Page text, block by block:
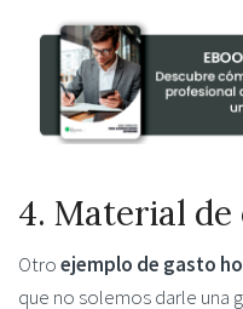
4. Material
Otroejemplo de gasto
que no solemos darle una